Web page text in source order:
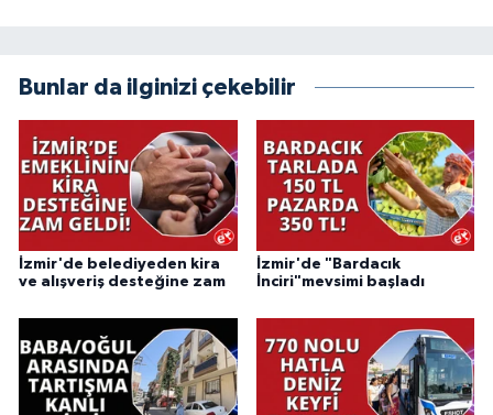
Bunlar da ilginizi çekebilir
İzmir'de belediyeden kira
ve alışveriş desteğine zam
İzmir'de "Bardacık
İnciri"mevsimi başladı